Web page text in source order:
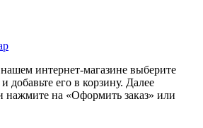
интернет-магазине выберите
добавьте его в корзину. Далее
нажмите на «Оформить заказ» или